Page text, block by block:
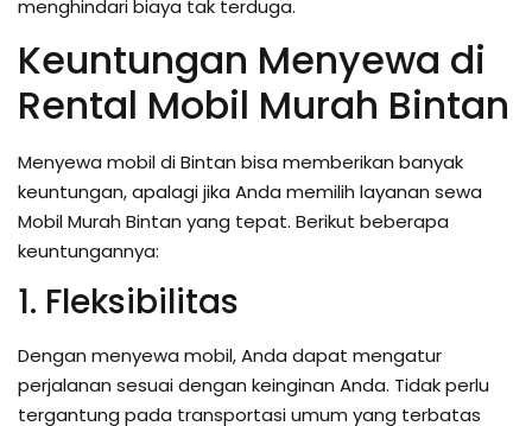
menghindari biaya tak terduga.
Keuntungan Menyewa di
Rental Mobil Murah Bintan
Menyewa mobil di Bintan bisa memberikan banyak
keuntungan, apalagi jika Anda memilih layanan sewa
Mobil Murah Bintan yang tepat. Berikut beberapa
keuntungannya:
1. Fleksibilitas
Dengan menyewa mobil, Anda dapat mengatur
perjalanan sesuai dengan keinginan Anda. Tidak perlu
tergantung pada transportasi umum yang terbatas